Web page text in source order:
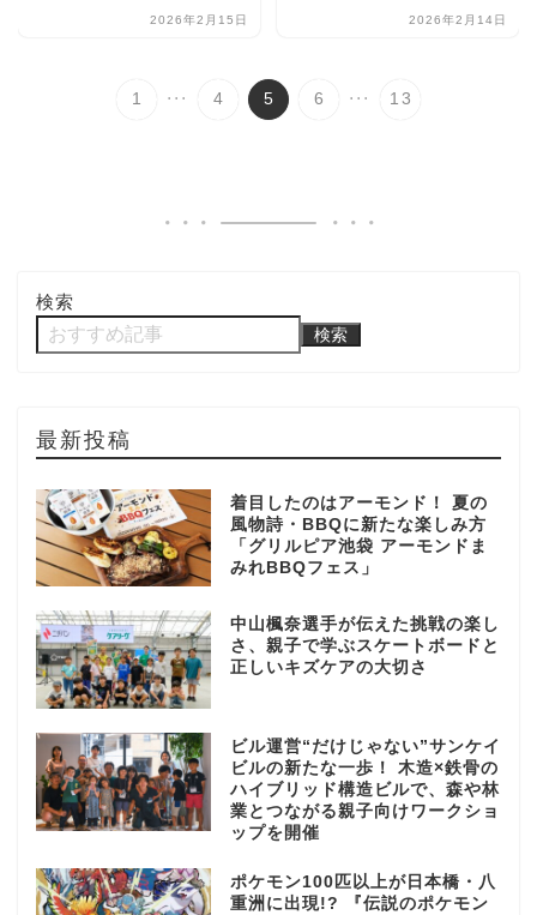
2026年2月15日 2026年2月14日
1 ... 4 5 6 ... 13
検索
検索
最新投稿
着目したのはアーモンド！ 夏の
風物詩・BBQに新たな楽しみ方
「グリルピア池袋 アーモンドま
みれBBQフェス」
中山楓奈選手が伝えた挑戦の楽し
さ、親子で学ぶスケートボードと
正しいキズケアの大切さ
ビル運営“だけじゃない”サンケイ
ビルの新たな一歩！ 木造×鉄骨の
ハイブリッド構造ビルで、森や林
業とつながる親子向けワークショ
ップを開催
ポケモン100匹以上が日本橋・八
重洲に出現!? 『伝説のポケモン